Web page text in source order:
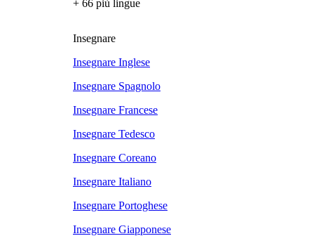
+ 66 più lingue
Insegnare
Insegnare Inglese
Insegnare Spagnolo
Insegnare Francese
Insegnare Tedesco
Insegnare Coreano
Insegnare Italiano
Insegnare Portoghese
Insegnare Giapponese